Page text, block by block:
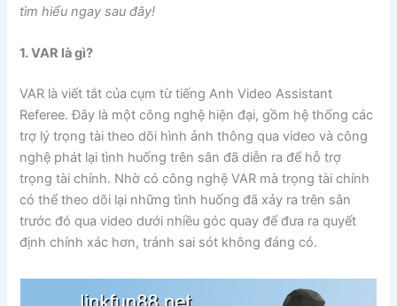
tìm hiểu ngay sau đây!
1. VAR là gì?
VAR là viết tắt của cụm từ tiếng Anh Video Assistant
Referee. Đây là một công nghệ hiện đại, gồm hệ thống các
trợ lý trọng tài theo dõi hình ảnh thông qua video và công
nghệ phát lại tình huống trên sân đã diễn ra để hỗ trợ
trọng tài chính. Nhờ có công nghệ VAR mà trọng tài chính
có thể theo dõi lại những tình huống đã xảy ra trên sân
trước đó qua video dưới nhiều góc quay để đưa ra quyết
định chính xác hơn, tránh sai sót không đáng có.